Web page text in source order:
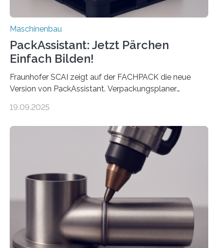
Maschinenbau
PackAssistant: Jetzt Pärchen
Einfach Bilden!
Fraunhofer SCAI zeigt auf der FACHPACK die neue
Version von PackAssistant. Verpackungsplaner
Automobil, Maschinenbau und in der Zulieferindustrie.
Teile als eine Einheit verpacken. Die Anordnung kann
der Benutzer vorgeben und erhält so mehr Kontrolle
über die Positionierung der Bauteile. Die ebenfalls neue
Automatisierungsschnittstelle dient dazu, die Software
besser in spezifische Unternehmensprozesse
einzubinden. Sankt Augustin – Zur Messe FACHPACK
vom 23. bis 25. September in Nürnberg…
19.09.2025